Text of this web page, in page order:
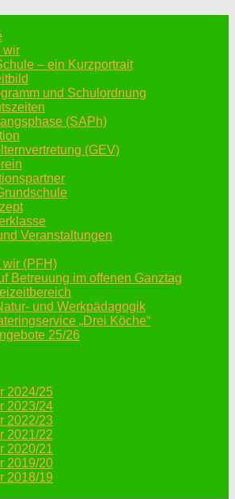
wir
– ein Kurzportrait
und Schulordnung
(SAPh)
(GEV)
Veranstaltungen
wir (PFH)
Betreuung im offenen Ganztag
und Werkpädagogik
„Drei Köche“
25/26
2024/25
2023/24
2022/23
2021/22
2020/21
2019/20
2018/19